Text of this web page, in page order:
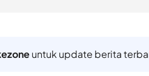
untuk update berita